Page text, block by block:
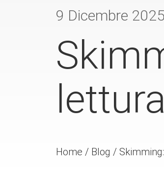
9 Dicembre
Home / Blog /